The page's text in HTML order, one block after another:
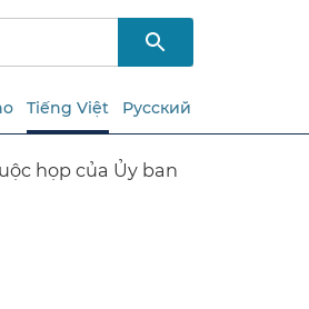
Tiếng Việt Русский
họp của Ủy ban